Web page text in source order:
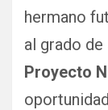
hermano
al grado de
Proyecto